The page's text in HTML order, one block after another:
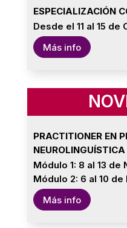
ESPECIALIZACIÓN
Desde el 11 al 15 de
Más info
PRACTITIONER EN
Módulo 1: 8 al 13 de
Módulo 2: 6 al 10
Más info